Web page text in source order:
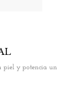
piel y potencia un